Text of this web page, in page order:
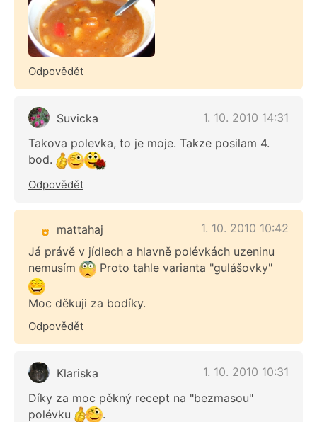
Odpovědět
Suvicka
1. 10. 2010 14:31
Takova polevka, to je moje. Takze posilam 4.
bod.
Odpovědět
mattahaj
1. 10. 2010 10:42
Já právě v jídlech a hlavně polévkách uzeninu
nemusím
Proto tahle varianta "gulášovky"
Moc děkuji za bodíky.
Odpovědět
Klariska
1. 10. 2010 10:31
Díky za moc pěkný recept na "bezmasou"
polévku
.